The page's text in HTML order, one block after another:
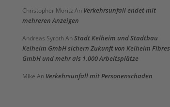
Christopher Moritz An Verkehrsunfall endet mit
mehreren Anzeigen
Andreas Syroth An Stadt Kelheim und Stadtbau
Kelheim GmbH sichern Zukunft von Kelheim Fibres
GmbH und mehr als 1.000 Arbeitsplätze
Mike An Verkehrsunfall mit Personenschaden